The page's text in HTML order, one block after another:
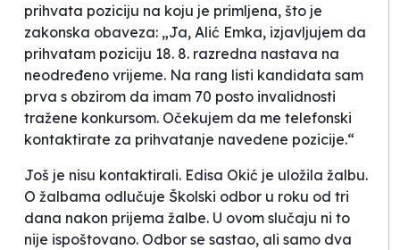
prihvata poziciju na koju je primljena, što je
zakonska obaveza: „Ja, Alić Emka, izjavljujem da
prihvatam poziciju 18. 8. razredna nastava na
neodređeno vrijeme. Na rang listi kandidata sam
prva s obzirom da imam 70 posto invalidnosti
tražene konkursom. Očekujem da me telefonski
kontaktirate za prihvatanje navedene pozicije.“
Još je nisu kontaktirali. Edisa Okić je uložila žalbu.
O žalbama odlučuje Školski odbor u roku od tri
dana nakon prijema žalbe. U ovom slučaju ni to
nije ispoštovano. Odbor se sastao, ali samo dva